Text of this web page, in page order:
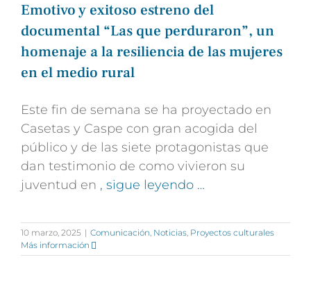
Emotivo y exitoso estreno del
documental “Las que perduraron”, un
homenaje a la resiliencia de las mujeres
en el medio rural
Este fin de semana se ha proyectado en
Casetas y Caspe con gran acogida del
público y de las siete protagonistas que
dan testimonio de como vivieron su
juventud en , sigue leyendo …
10 marzo, 2025 | Comunicación, Noticias, Proyectos culturales
Más información